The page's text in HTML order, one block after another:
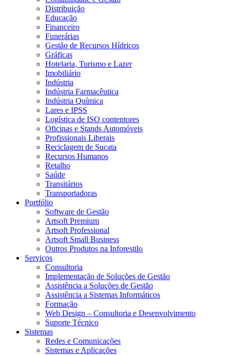
Distribuição
Educação
Financeiro
Funerárias
Gestão de Recursos Hídricos
Gráficas
Hotelaria, Turismo e Lazer
Imobiliário
Indústria
Indústria Farmacêutica
Indústria Química
Lares e IPSS
Logística de ISO contentores
Oficinas e Stands Automóveis
Profissionais Liberais
Reciclagem de Sucata
Recursos Humanos
Retalho
Saúde
Transitários
Transportadoras
Portfólio
Software de Gestão
Artsoft Premium
Artsoft Professional
Artsoft Small Business
Outros Produtos na Inforestilo
Serviços
Consultoria
Implementação de Soluções de Gestão
Assistência a Soluções de Gestão
Assistência a Sistemas Informáticos
Formação
Web Design – Consultoria e Desenvolvimento
Suporte Técnico
Sistemas
Redes e Comunicações
Sistemas e Aplicações